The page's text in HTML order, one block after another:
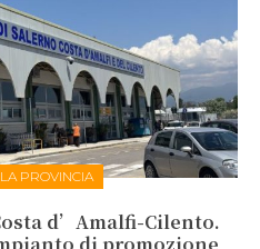
PROVINCIA
d’Amalfi-Cilento.
di promozione